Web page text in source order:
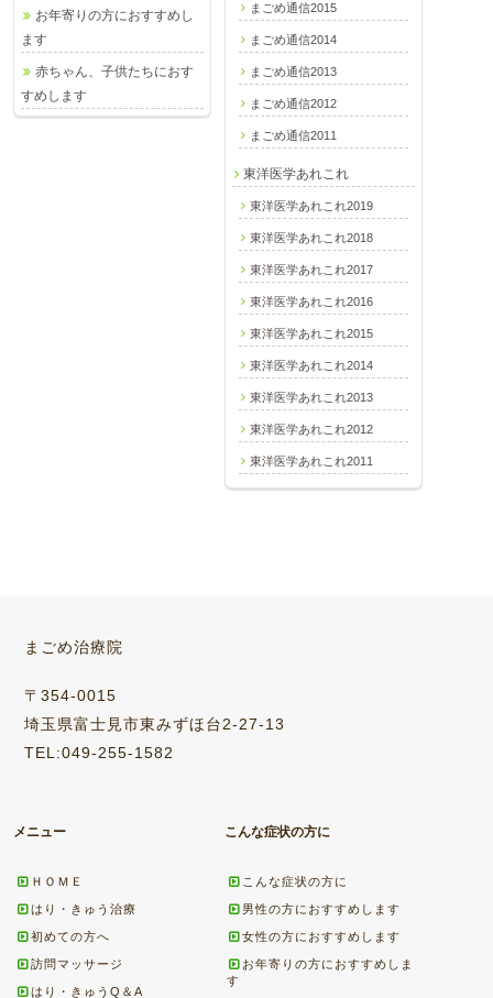
まごめ通信2015
まごめ通信2014
まごめ通信2013
まごめ通信2012
まごめ通信2011
東洋医学あれこれ
東洋医学あれこれ2019
東洋医学あれこれ2018
東洋医学あれこれ2017
東洋医学あれこれ2016
東洋医学あれこれ2015
東洋医学あれこれ2014
東洋医学あれこれ2013
東洋医学あれこれ2012
東洋医学あれこれ2011
お年寄りの方におすすめし
ます
赤ちゃん、子供たちにおす
すめします
まごめ治療院
〒354-0015
埼玉県富士見市東みずほ台2-27-13
TEL:049-255-1582
メニュー
ＨＯＭＥ
はり・きゅう治療
初めての方へ
訪問マッサージ
はり・きゅうQ＆A
こんな症状の方に
こんな症状の方に
男性の方におすすめします
女性の方におすすめします
お年寄りの方におすすめしま
す